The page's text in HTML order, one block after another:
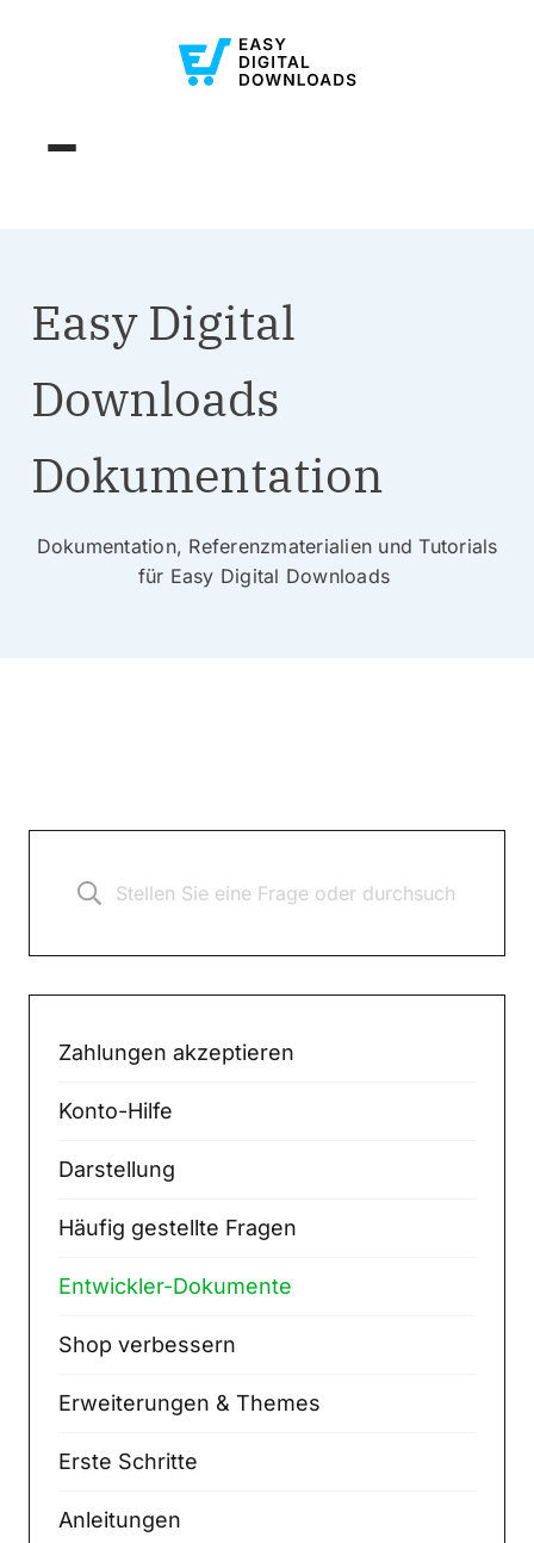
Easy Digital
Downloads
Dokumentation
Dokumentation, Referenzmaterialien und Tutorials
für Easy Digital Downloads
Zahlungen akzeptieren
Konto-Hilfe
Darstellung
Häufig gestellte Fragen
Entwickler-Dokumente
Shop verbessern
Erweiterungen & Themes
Erste Schritte
Anleitungen